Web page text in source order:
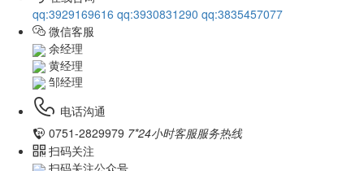
qq:3929169616 qq:3930831290 qq:3835457077
微信客服
余经理
黄经理
邹经理
电话沟通
0751-2829979 7*24小时客服服务热线
扫码关注